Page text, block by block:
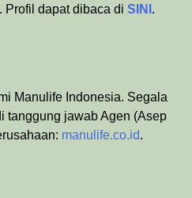
Profil dapat dibaca di SINI .
Manulife Indonesia. Segala
tanggung jawab Agen (Asep
manulife.co.id.